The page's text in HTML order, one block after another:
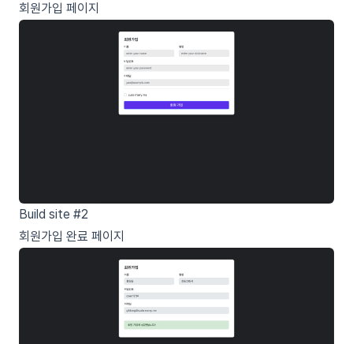
회원가입 페이지
Build site #2
회원가입 완료 페이지